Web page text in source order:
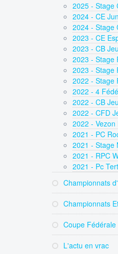
2025 - Stage
2024 - CE
2024 - Stage
2023 - CE
2023 - CB
2023 - Stage
2023 - Stage
2022 - Stage
2022 - 4
2022 - CB
2022 - CFD
2022 -
2021 - PC
2021 - Stage
2021 - RPC
2021 - Pc
Championnats
Championnats
Coupe Fédérale
L'actu en vrac